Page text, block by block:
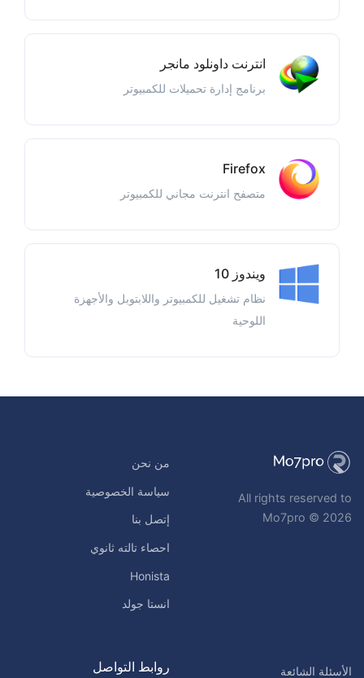
انترنت داونلود مانجر
برنامج إدارة تحميلات للكمبيوتر
Firefox
متصفح انترنت مجاني للكمبيوتر
ويندوز 10
نظام تشغيل للكمبيوتر واللابتوبل والأجهزة
اللوحية
All rights reserved to
Mo7pro © 2026
من نحن
سياسة الخصوصية
إتصل بنا
احصاء تالته ثانوي
Honista
انستا جولد
الأسئلة الشائعة روابط التواصل